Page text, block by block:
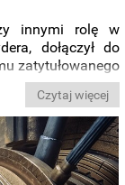
innymi rolę w
dołączył do
zatytułowanego
odpowieJohn
Czytaj więcej